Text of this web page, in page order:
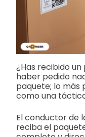
¿Has recibido
haber pedido
paquete; lo más
como una
El conductor de
reciba el